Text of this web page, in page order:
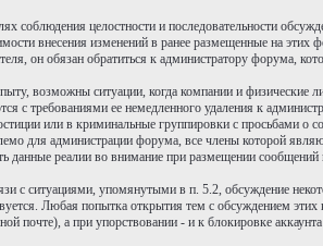
соблюдения целостности и последовательности
внесения изменений в ранее размещенные на
он обязан обратиться к администратору форума,
возможны ситуации, когда компании и физические
с требованиями ее немедленного удаления к
или в криминальные группировки с просьбами о
для администрации форума, все члены которой
данные реалии во внимание при размещении
с ситуациями, упомянутыми в п. 5.2, обсуждение
Любая попытка открытия тем с обсуждением
почте), а при упорствовании - и к блокировке